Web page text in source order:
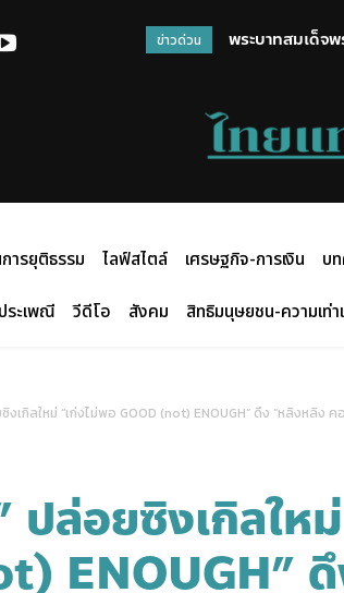
ข่าวด่วน
พระบาทสมเด็จพ
ศูนย์คุณธรรม ม
ารยุติธรรม ไลฟ์สไตล์ เศรษฐกิจ-การเงิน บ
ะเพณี วีดีโอ สังคม สิทธิมนุษยชน-ความเท่า
งเกิลใหม่ “เก่งไม่พอ GOOD (not) ENOUGH” ดึง “หลิงหลิง
ปล่อยซิงเกิลให
ENOUGH”